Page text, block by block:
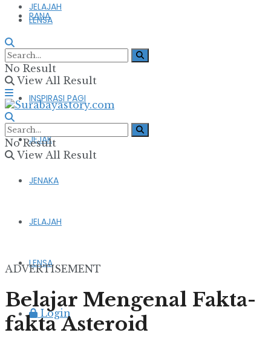
RANA
FIKSI & PUISI
INSPIRASI PAGI
JEJAK
JENAKA
JELAJAH
LENSA
Login
JELAJAH
LENSA
No Result
View All Result
No Result
View All Result
ADVERTISEMENT
Belajar Mengenal Fakta-
fakta Asteroid